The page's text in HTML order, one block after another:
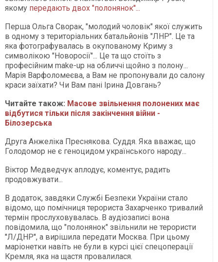
якому передають двох "полонянок''...
Перша Ольга Сворак, "молодий чоловік" якої служить
в одному з територіальних батальйонів "ЛНР". Це та
яка фотографувалась в окупованому Криму з
символікою "Новоросії"... Це та що стоїть з
професійним make-up на обличчі щойно з полону...
Марія Варфоломеєва, а Вам не пропонували до салону
краси заїхати? Чи Вам пані Ірина Довгань?
Читайте також: Масове звільнення полонених має
відбутися тільки після закінчення війни -
Білозерська
Друга Анжеліка Преснякова. Суддя. Яка вважає, що
Голодомор не є геноцидом українського народу...
Віктор Медведчук аплодує, коментує, радить
продовжувати...
В додаток, завдяки Службі Безпеки України стало
відомо, що помічниця терориста Захарченко тривалий
термін прослуховувалась. В аудіозаписі вона
повідомила, що "полонянок" звільнили не терористи
''Л/ДНР'', а вирішила передати Москва. При цьому
маріонетки навіть не були в курсі цієї спецоперації
Кремля, яка на щастя провалилася.